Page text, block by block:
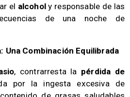
el alcoholy responsable de las
de una noche de
Una Combinación Equilibrada
, contrarresta la pérdida de
por la ingesta excesiva de